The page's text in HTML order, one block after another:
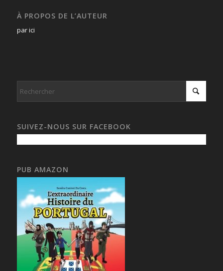
À PROPOS DE L’AUTEUR
par ici
SUIVEZ-NOUS SUR FACEBOOK
PUB AMAZON